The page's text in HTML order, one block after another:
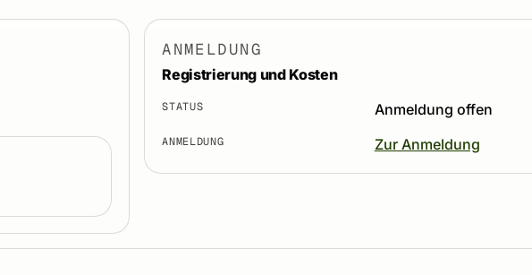
ANMELDUNG
Registrierung und Kosten
STATUS Anmeldung offen
ANMELDUNG Zur Anmeldung